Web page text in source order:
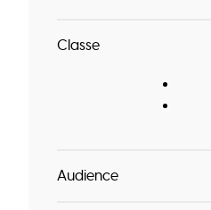
Classe
Audience